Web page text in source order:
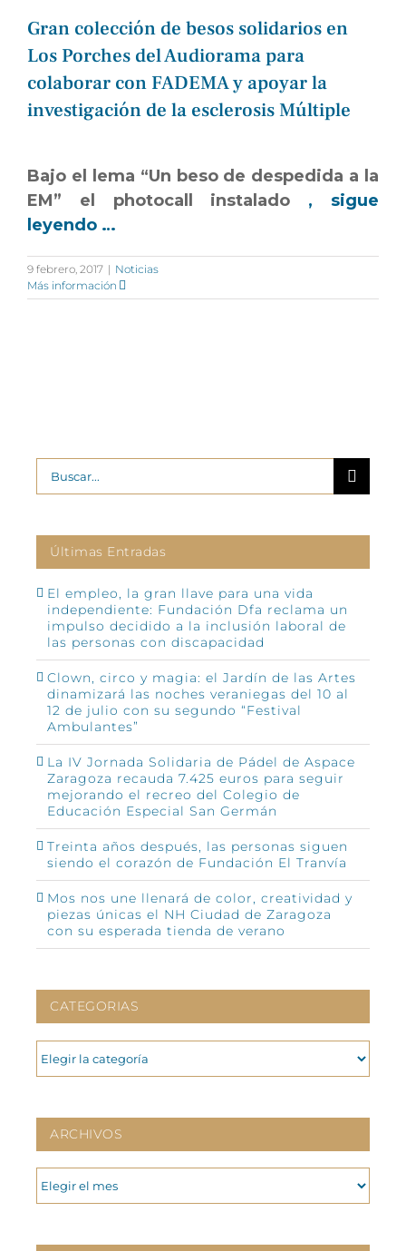
Gran colección de besos solidarios en
Los Porches del Audiorama para
colaborar con FADEMA y apoyar la
investigación de la esclerosis Múltiple
Bajo el lema “Un beso de despedida a la
EM” el photocall instalado , sigue
leyendo …
9 febrero, 2017 | Noticias
Más información
Buscar:
Últimas Entradas
El empleo, la gran llave para una vida
independiente: Fundación Dfa reclama un
impulso decidido a la inclusión laboral de
las personas con discapacidad
Clown, circo y magia: el Jardín de las Artes
dinamizará las noches veraniegas del 10 al
12 de julio con su segundo “Festival
Ambulantes”
La IV Jornada Solidaria de Pádel de Aspace
Zaragoza recauda 7.425 euros para seguir
mejorando el recreo del Colegio de
Educación Especial San Germán
Treinta años después, las personas siguen
siendo el corazón de Fundación El Tranvía
Mos nos une llenará de color, creatividad y
piezas únicas el NH Ciudad de Zaragoza
con su esperada tienda de verano
CATEGORIAS
CATEGORIAS
ARCHIVOS
ARCHIVOS